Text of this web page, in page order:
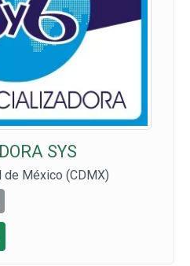
SYS
de México (CDMX)